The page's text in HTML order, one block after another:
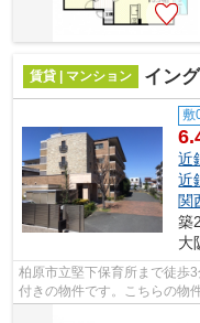
賃貸 | マンション イン
敷
近
近
関
築
大
柏原市立堅下保育所まで徒歩
付きの物件です。こちらの物